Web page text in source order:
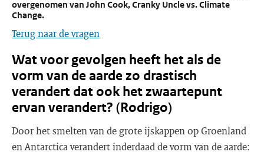
overgenomen van John Cook, Cranky Uncle vs. Climate
Change.
Terug naar de vragen
Wat voor gevolgen heeft het als de
vorm van de aarde zo drastisch
verandert dat ook het zwaartepunt
ervan verandert? (Rodrigo)
Door het smelten van de grote ijskappen op Groenland
en Antarctica verandert inderdaad de vorm van de aarde: